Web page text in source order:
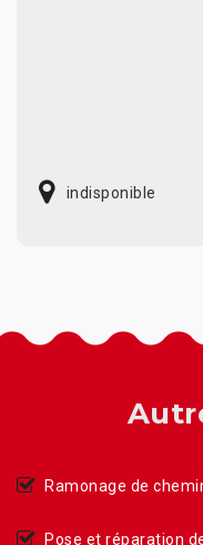
indisponible
Ramonage de
Pose et réparation